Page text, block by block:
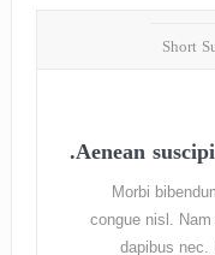
Short
Aenean
Morbi
congue nisl.
dapibus nec.